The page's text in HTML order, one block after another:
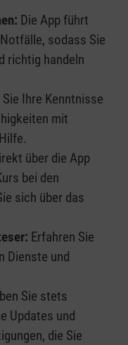
Die App führt
sodass Sie
richtig handeln
Ihre Kenntnisse
mit
über die App
bei den
sich über das
Erfahren Sie
Dienste und
Sie stets
Updates und
die Sie